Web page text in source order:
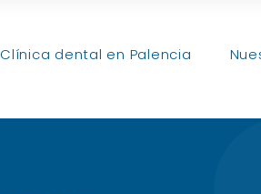
Clínica dental en Palencia